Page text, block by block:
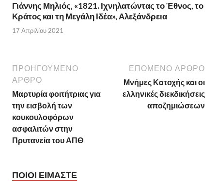
Γιάννης Μηλιός, «1821. Ιχνηλατώντας το Έθνος, το
Κράτος και τη Μεγάλη Ιδέα», Αλεξάνδρεια
17 Απριλίου 2021
ΠΡΟΗΓΟΥΜΕΝΟ
ΑΡΘΡΟ
Μαρτυρία φοιτήτριας για
την εισβολή των
κουκουλοφόρων
ασφαλιτών στην
Πρυτανεία του ΑΠΘ
ΕΠΟΜΕΝΟ ΑΡΘΡΟ
Μνήμες Κατοχής και οι
ελληνικές διεκδικήσεις
αποζημιώσεων
ΠΟΙΟΙ ΕΙΜΑΣΤΕ